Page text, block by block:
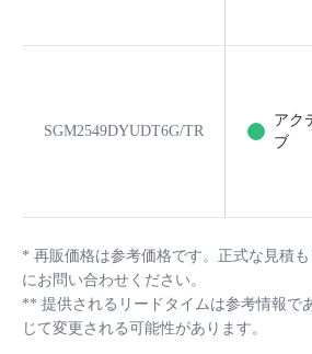
SGM2549DYUDT6G/TR
アク
ブ
* 再販価格は参考価格です。正式な見積
にお問い合わせください。
** 提供されるリードタイムは参考情報で
じて変更される可能性があります。